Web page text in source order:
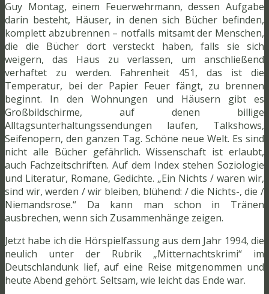
Guy Montag, einem Feuerwehrmann, dessen Aufgabe
darin besteht, Häuser, in denen sich Bücher befinden,
komplett abzubrennen – notfalls mitsamt der Menschen,
die die Bücher dort versteckt haben, falls sie sich
weigern, das Haus zu verlassen, um anschließend
verhaftet zu werden. Fahrenheit 451, das ist die
Temperatur, bei der Papier Feuer fängt, zu brennen
beginnt. In den Wohnungen und Häusern gibt es
Großbildschirme, auf denen billige
Alltagsunterhaltungssendungen laufen, Talkshows,
Seifenopern, den ganzen Tag. Schöne neue Welt. Es sind
nicht alle Bücher gefährlich. Wissenschaft ist erlaubt,
auch Fachzeitschriften. Auf dem Index stehen Soziologie
und Literatur, Romane, Gedichte. „Ein Nichts / waren wir,
sind wir, werden / wir bleiben, blühend: / die Nichts-, die /
Niemandsrose.“ Da kann man schon in Tränen
ausbrechen, wenn sich Zusammenhänge zeigen.
Jetzt habe ich die Hörspielfassung aus dem Jahr 1994, die
neulich unter der Rubrik „Mitternachtskrimi“ im
Deutschlandunk lief, auf eine Reise mitgenommen und
heute Abend gehört. Seltsam, wie leicht das Ende war.